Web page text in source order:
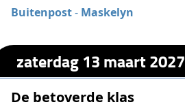
Buitenpost- Maskelyn
zaterdag 13 maart 2027
De betoverde klas